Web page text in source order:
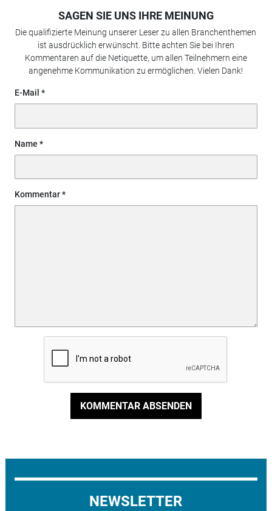
SAGEN SIE UNS IHRE MEINUNG
Die qualifizierte Meinung unserer Leser zu allen Branchenthemen
ist ausdrücklich erwünscht. Bitte achten Sie bei Ihren
Kommentaren auf die Netiquette, um allen Teilnehmern eine
angenehme Kommunikation zu ermöglichen. Vielen Dank!
E-Mail
Name
Kommentar
KOMMENTAR ABSENDEN
NEWSLETTER